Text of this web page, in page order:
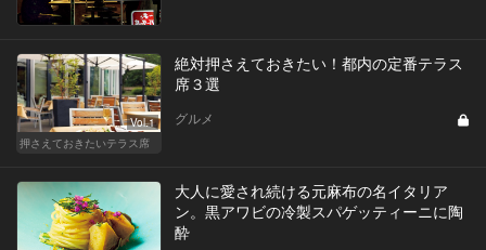
Vol.1
押さえておきたいテラス席
絶対押さえておきたい！都内の定番テラス
席３選
グルメ
大人に愛され続ける元麻布の名イタリア
ン。黒アワビの冷製スパゲッティーニに陶
酔